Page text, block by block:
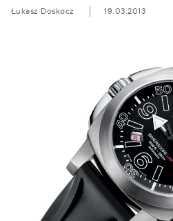
Łukasz Doskocz 19.03.2013